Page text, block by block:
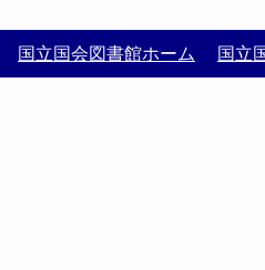
国立国会図書館ホーム 国立